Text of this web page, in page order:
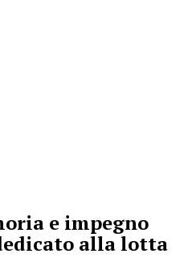
e impegno
alla lotta